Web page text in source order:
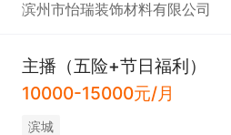
滨州市怡瑞装饰材料有限公司
主播（五险+节日福利）
10000-15000元/月
滨城